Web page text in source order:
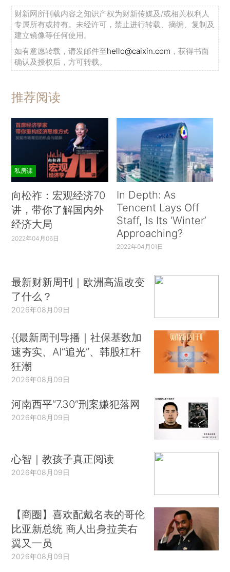
财新网所刊载内容之知识产权为财新传媒及/或相关权利人
专属所有或持有。未经许可，禁止进行转载、摘编、复制及
建立镜像等任何使用。
如有意愿转载，请发邮件至hello@caixin.com ，获得书面
确认及授权后，方可转载。
推荐阅读
私房课
向松祚：宏观经济70
讲，带你了解国内外
经济大局
2022年04月06日
In Depth: As
Tencent Lays Off
Staff, Is Its ‘Winter’
Approaching?
2022年04月01日
最新财新周刊｜欧洲高温改变
了什么？
2026年08月09日
{{最新周刊导播｜社保基数加
速夯实、AI“追光”、韩股杠杆
狂潮
2026年08月09日
河南西平“7.30”刑案嫌犯落网
2026年08月09日
心智｜教孩子真正阅读
2026年08月09日
【商圈】喜欢配戴名表的哥伦
比亚新总统 商人出身拉美右
翼又一员
2026年08月09日